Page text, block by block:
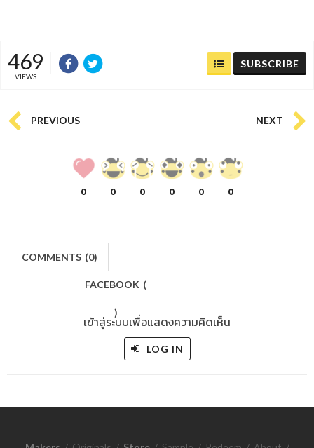
469
VIEWS
SUBSCRIBE
PREVIOUS NEXT
0 0 0 0 0 0
COMMENTS (0)
FACEBOOK (
)
เข้าสู่ระบบเพื่อแสดงความคิดเห็น
LOG IN